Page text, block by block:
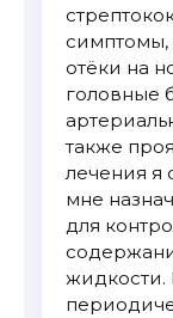
симптомы,
отёки на
головные
также
лечения я
мне
для
жидкости.